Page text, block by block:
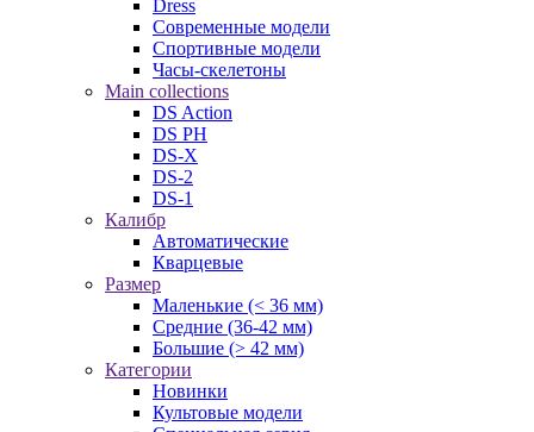
Dress
Современные модели
Спортивные модели
Часы-скелетоны
Main collections
DS Action
DS PH
DS-X
DS-2
DS-1
Калибр
Автоматические
Кварцевые
Размер
Маленькие (< 36 мм)
Средние (36-42 мм)
Большие (> 42 мм)
Категории
Новинки
Культовые модели